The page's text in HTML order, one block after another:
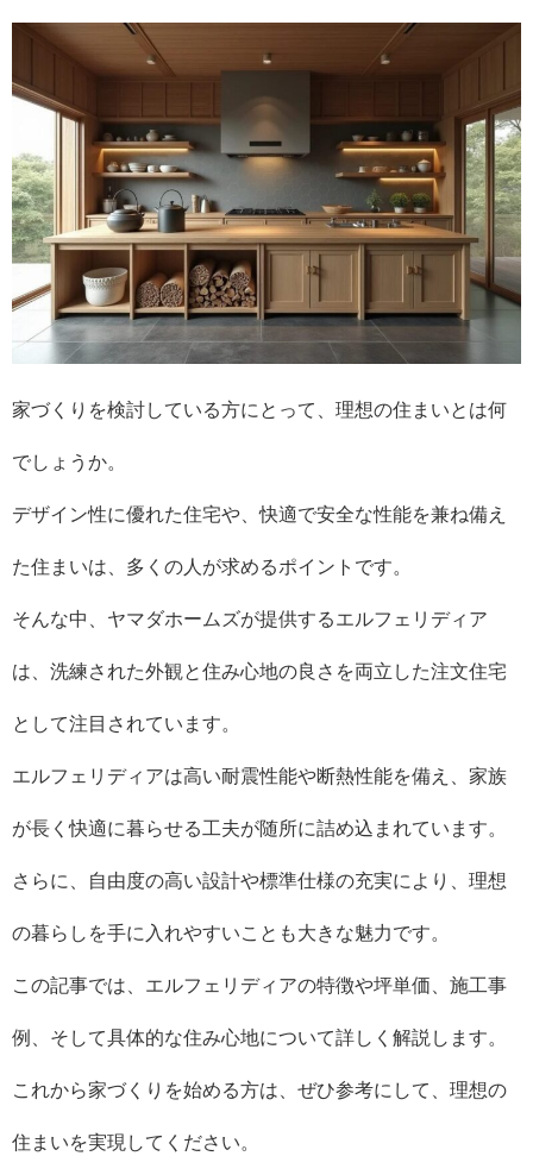
家づくりを検討している方にとって、理想の住まいとは何
でしょうか。
デザイン性に優れた住宅や、快適で安全な性能を兼ね備え
た住まいは、多くの人が求めるポイントです。
そんな中、ヤマダホームズが提供するエルフェリディア
は、洗練された外観と住み心地の良さを両立した注文住宅
として注目されています。
エルフェリディアは高い耐震性能や断熱性能を備え、家族
が長く快適に暮らせる工夫が随所に詰め込まれています。
さらに、自由度の高い設計や標準仕様の充実により、理想
の暮らしを手に入れやすいことも大きな魅力です。
この記事では、エルフェリディアの特徴や坪単価、施工事
例、そして具体的な住み心地について詳しく解説します。
これから家づくりを始める方は、ぜひ参考にして、理想の
住まいを実現してください。